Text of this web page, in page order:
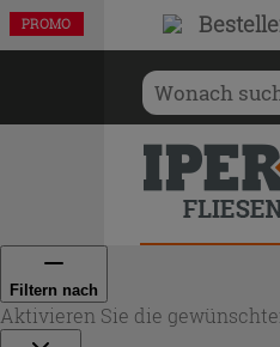
Filtern nach
Aktivieren Sie die
PROMO